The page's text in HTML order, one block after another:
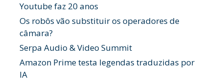
Youtube faz 20 anos
Os robôs vão substituir os operadores de
câmara?
Serpa Audio & Video Summit
Amazon Prime testa legendas traduzidas por
IA